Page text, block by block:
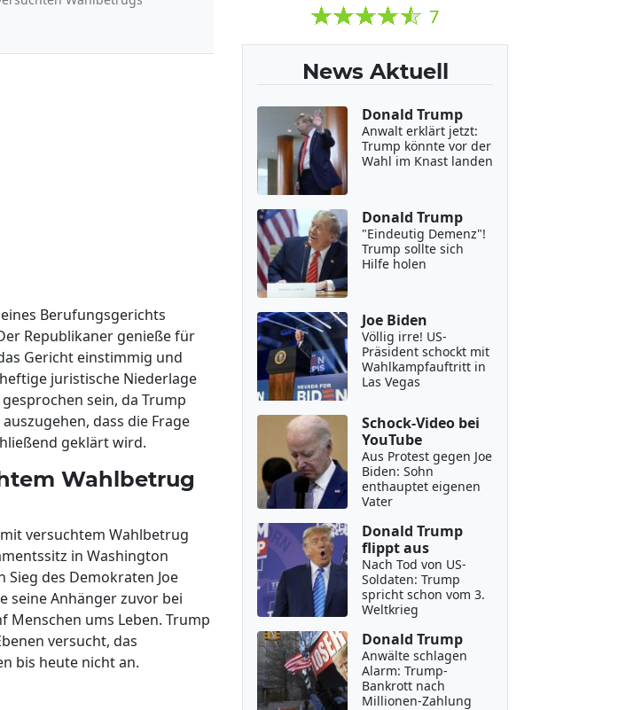
Berufungsgerichts
Republikaner genieße für
Gericht einstimmig und
juristische Niederlage
sein, da Trump
dass die Frage
geklärt wird.
Wahlbetrug
versuchtem Wahlbetrug
in Washington
des Demokraten Joe
seine Anhänger zuvor bei
Menschen ums Leben. Trump
versucht, das
bis heute nicht an.
7
News Aktuell
Donald Trump
Anwalt erklärt jetzt:
Trump könnte vor der
Wahl im Knast landen
Donald Trump
"Eindeutig Demenz"!
Trump sollte sich
Hilfe holen
Joe Biden
Völlig irre! US-
Präsident schockt mit
Wahlkampfauftritt in
Las Vegas
Schock-Video bei
YouTube
Aus Protest gegen Joe
Biden: Sohn
enthauptet eigenen
Vater
Donald Trump
flippt aus
Nach Tod von US-
Soldaten: Trump
spricht schon vom 3.
Weltkrieg
Donald Trump
Anwälte schlagen
Alarm: Trump-
Bankrott nach
Millionen-Zahlung